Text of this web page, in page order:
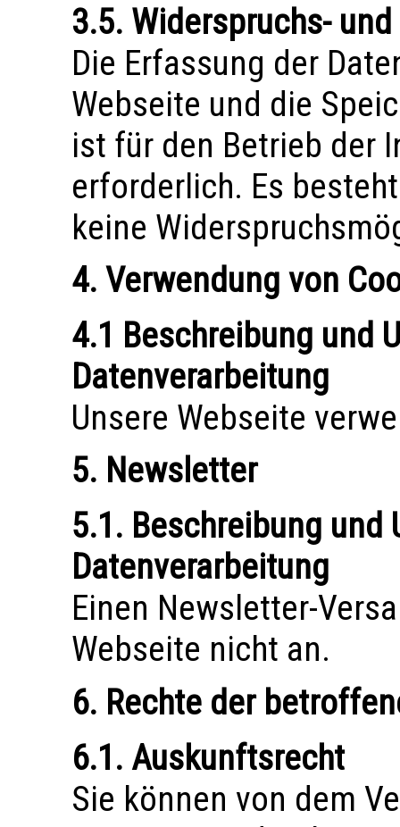
3.5. Widerspruchs-
Die Erfassung der
Webseite und die
ist für den Betrieb der
erforderlich. Es
keine
4. Verwendung von
4.1 Beschreibung und
Datenverarbeitung
Unsere Webseite
5. Newsletter
5.1. Beschreibung und
Datenverarbeitung
Einen Newsletter-
Webseite nicht an.
6. Rechte der
6.1. Auskunftsrecht
Sie können von dem